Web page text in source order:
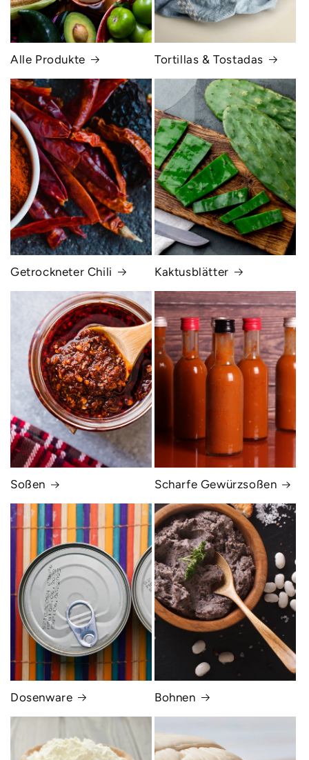
Alle Produkte Tortillas & Tostadas
Getrockneter Chili Kaktusblätter
Soßen Scharfe Gewürzsoßen
Dosenware Bohnen